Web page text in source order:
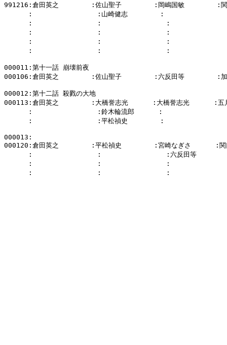
991216:倉田英之        :佐山聖子        :岡嶋国敏        :関
:                :山崎健志        :
:                :                :
:                :                :
:                :                :
:                :                :
000011:第十一話 崩壊前夜
000106:倉田英之        :佐山聖子        :六反田等        :加
000012:第十二話 殺戮の大地
000113:倉田英之        :大橋誉志光      :大橋誉志光      :五月
:                :鈴木輪流郎      :
:                :平松禎史        :
000013:
000120:倉田英之        :平松禎史        :宮崎なぎさ      :関
:                :                :六反田等
:                :                :